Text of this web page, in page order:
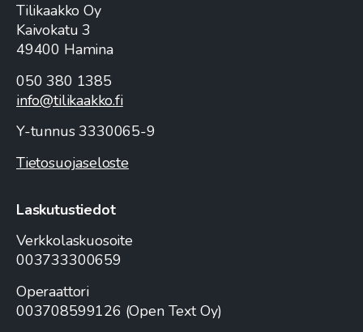
Tilikaakko Oy
Kaivokatu 3
49400 Hamina
050 380 1385
info@tilikaakko.fi
Y-tunnus 3330065-9
Tietosuojaseloste
Laskutustiedot
Verkkolaskuosoite
003733300659
Operaattori
003708599126 (Open Text Oy)